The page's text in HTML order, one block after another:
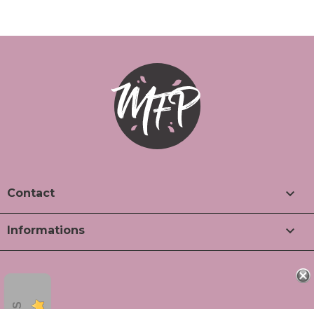
Contact 
Informations 